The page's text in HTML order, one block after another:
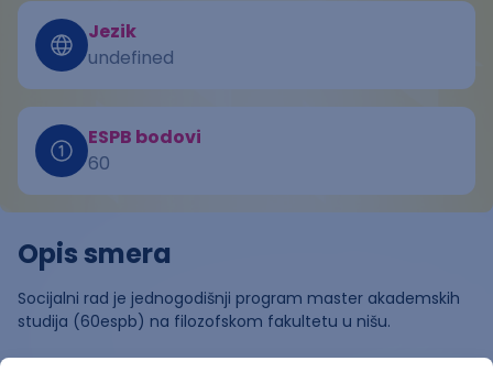
Jezik
undefined
ESPB bodovi
60
Opis smera
Socijalni rad je jednogodišnji program master akademskih
studija (60espb) na filozofskom fakultetu u nišu.